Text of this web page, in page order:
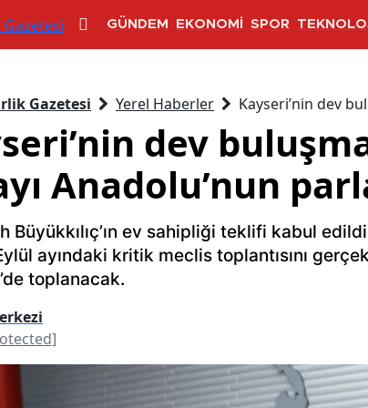
GÜNDEM EKONOMİ SPOR
Gazetesi Yerel Haberler Kayseri’nin dev
dev
Anadolu’nun
Büyükkılıç’ın ev sahipliği teklifi kabul
ayındaki kritik meclis toplantısını
toplanacak.